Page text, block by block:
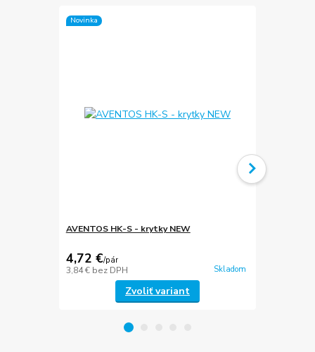
Novinka
AVENTOS HK-S - krytky NEW
4,72 €/pár
3,84 € bez DPH Skladom
Zvoliť variant